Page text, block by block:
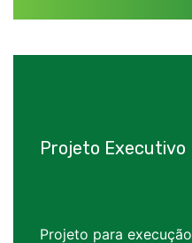
Projeto Executivo
Projeto para